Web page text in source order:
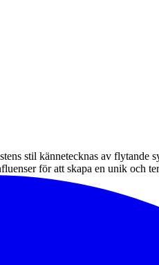
stil kännetecknas av flytande
för att skapa en unik och